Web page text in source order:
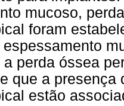
mucoso,
foram
perda óssea
que a
estão